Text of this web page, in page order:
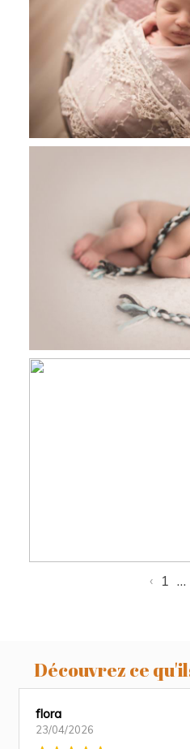
Alice, 10 jours,
Eloan, 15 Jours,
Toulouse,
‹ 1 …
Découvrez ce
flora
23/04/2026